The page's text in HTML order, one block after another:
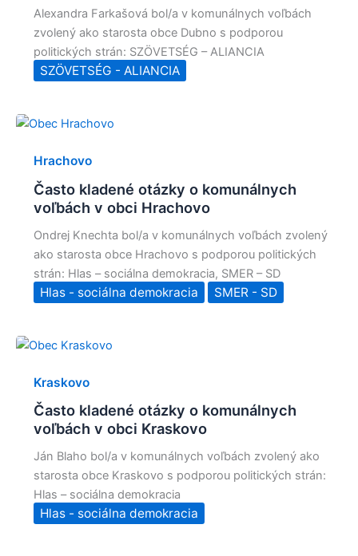
Alexandra Farkašová bol/a v komunálnych voľbách
zvolený ako starosta obce Dubno s podporou
politických strán: SZÖVETSÉG – ALIANCIA
SZÖVETSÉG - ALIANCIA
Hrachovo
Často kladené otázky o komunálnych
voľbách v obci Hrachovo
Ondrej Knechta bol/a v komunálnych voľbách zvolený
ako starosta obce Hrachovo s podporou politických
strán: Hlas – sociálna demokracia, SMER – SD
Hlas - sociálna demokracia SMER - SD
Kraskovo
Často kladené otázky o komunálnych
voľbách v obci Kraskovo
Ján Blaho bol/a v komunálnych voľbách zvolený ako
starosta obce Kraskovo s podporou politických strán:
Hlas – sociálna demokracia
Hlas - sociálna demokracia